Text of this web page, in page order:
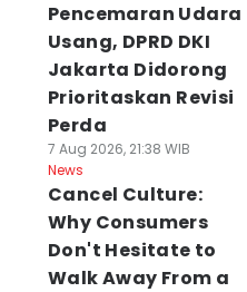
Pencemaran Udara
Usang, DPRD DKI
Jakarta Didorong
Prioritaskan Revisi
Perda
7 Aug 2026, 21:38 WIB
News
Cancel Culture:
Why Consumers
Don't Hesitate to
Walk Away From a